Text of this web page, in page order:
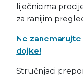
liječnicima
za ranijim
Ne
dojke!
Stručnjaci